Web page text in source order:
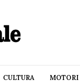
CULTURA MOTORI